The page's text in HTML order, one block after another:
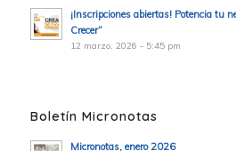
¡Inscripciones abiertas! Potencia tu
Crecer”
12 marzo, 2026 - 5:45 pm
Boletín Micronotas
Micronotas, enero 2026